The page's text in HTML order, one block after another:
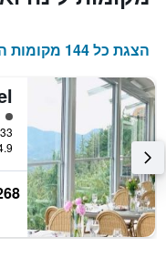
הצגת כל 144 מקומות האירוח
3 דירוג מחלקת נוסעים
4.9 ק״מ